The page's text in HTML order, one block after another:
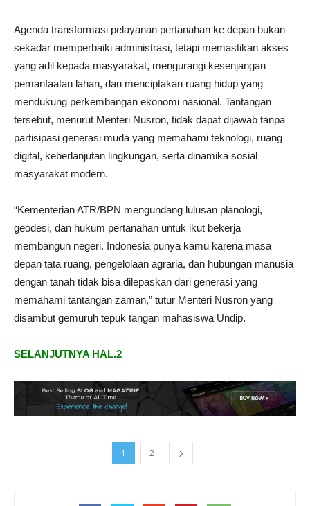
Agenda transformasi pelayanan pertanahan ke depan bukan
sekadar memperbaiki administrasi, tetapi memastikan akses
yang adil kepada masyarakat, mengurangi kesenjangan
pemanfaatan lahan, dan menciptakan ruang hidup yang
mendukung perkembangan ekonomi nasional. Tantangan
tersebut, menurut Menteri Nusron, tidak dapat dijawab tanpa
partisipasi generasi muda yang memahami teknologi, ruang
digital, keberlanjutan lingkungan, serta dinamika sosial
masyarakat modern.
“Kementerian ATR/BPN mengundang lulusan planologi,
geodesi, dan hukum pertanahan untuk ikut bekerja
membangun negeri. Indonesia punya kamu karena masa
depan tata ruang, pengelolaan agraria, dan hubungan manusia
dengan tanah tidak bisa dilepaskan dari generasi yang
memahami tantangan zaman,” tutur Menteri Nusron yang
disambut gemuruh tepuk tangan mahasiswa Undip.
SELANJUTNYA HAL.2
1 2